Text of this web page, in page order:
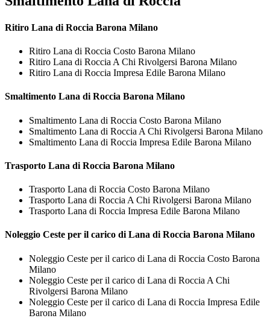
Ritiro Lana di Roccia Barona Milano
Ritiro Lana di Roccia Costo Barona Milano
Ritiro Lana di Roccia A Chi Rivolgersi Barona Milano
Ritiro Lana di Roccia Impresa Edile Barona Milano
Smaltimento Lana di Roccia Barona Milano
Smaltimento Lana di Roccia Costo Barona Milano
Smaltimento Lana di Roccia A Chi Rivolgersi Barona Milano
Smaltimento Lana di Roccia Impresa Edile Barona Milano
Trasporto Lana di Roccia Barona Milano
Trasporto Lana di Roccia Costo Barona Milano
Trasporto Lana di Roccia A Chi Rivolgersi Barona Milano
Trasporto Lana di Roccia Impresa Edile Barona Milano
Noleggio Ceste per il carico di Lana di Roccia Barona Milano
Noleggio Ceste per il carico di Lana di Roccia Costo Barona
Milano
Noleggio Ceste per il carico di Lana di Roccia A Chi
Rivolgersi Barona Milano
Noleggio Ceste per il carico di Lana di Roccia Impresa Edile
Barona Milano